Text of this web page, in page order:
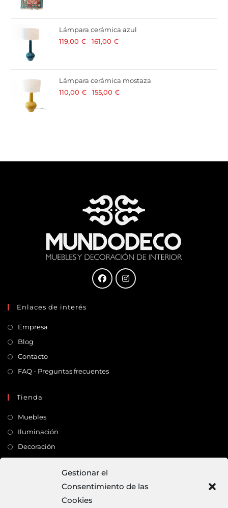
Gestionar el
Consentimiento de las
Cookies
Lámpara cerámica azul
119,00€ 161,00€
Lámpara cerámica mostaza
110,00€ 155,00€
Enlaces de interés
Empresa
Blog
Contacto
FAQ - Preguntas frecuentes
Tienda
Muebles
Iluminación
Decoración